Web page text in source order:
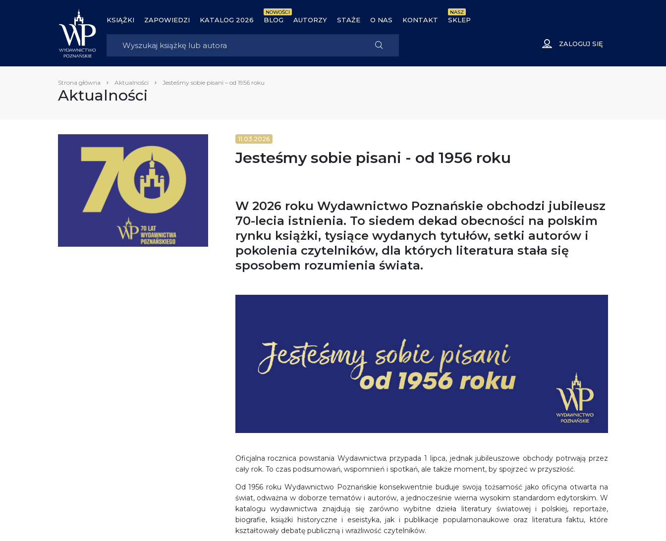
KSIĄŻKI ZAPOWIEDZI KATALOG 2026 BLOG
NOWOŚCI
AUTORZY STAŻE O NAS KONTAKT SKLEP
NASZ
ZALOGUJ SIĘ
Strona główna Aktualności Jesteśmy sobie pisani – od 1956 roku
Aktualności
11.03.2026
Jesteśmy sobie pisani - od 1956 roku
W 2026 roku Wydawnictwo Poznańskie obchodzi jubileusz
70-lecia istnienia. To siedem dekad obecności na polskim
rynku książki, tysiące wydanych tytułów, setki autorów i
pokolenia czytelników, dla których literatura stała się
sposobem rozumienia świata.
Oficjalna rocznica powstania Wydawnictwa przypada 1 lipca,jednak jubileuszowe obchody potrwają przez
cały rok. To czas podsumowań, wspomnień i spotkań, ale także moment, by spojrzeć w przyszłość.
Od 1956 roku Wydawnictwo Poznańskie konsekwentnie buduje swoją tożsamość jako oficyna otwarta na
świat, odważna w doborze tematów i autorów, a jednocześnie wierna wysokim standardom edytorskim. W
katalogu wydawnictwa znajdują się zarówno wybitne dzieła literatury światowej i polskiej, reportaże,
biografie, książki historyczne i eseistyka, jak i publikacje popularnonaukowe oraz literatura faktu, które
kształtowały debatę publiczną i wrażliwość czytelników.